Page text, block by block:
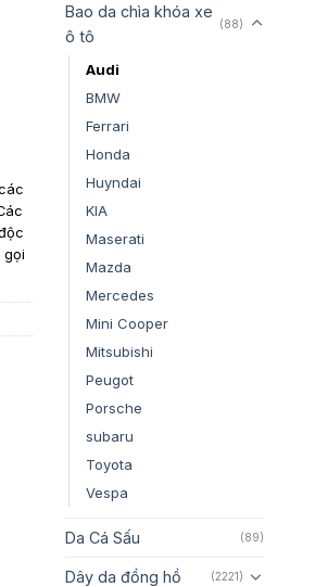
số lượng
gọi
Bao da chìa khóa xe
ô tô
(88)
Audi
BMW
Ferrari
Honda
Huyndai
KIA
Maserati
Mazda
Mercedes
Mini Cooper
Mitsubishi
Peugot
Porsche
subaru
Toyota
Vespa
Da Cá Sấu (89)
Dây da đồng hồ (2221)